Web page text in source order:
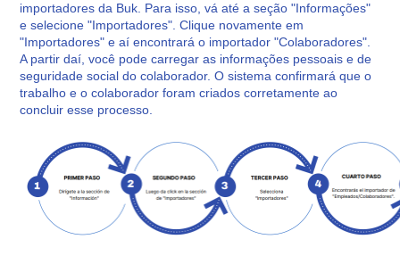
importadores da Buk. Para isso, vá até a seção "Informações"
e selecione "Importadores". Clique novamente em
"Importadores" e aí encontrará o importador "Colaboradores".
A partir daí, você pode carregar as informações pessoais e de
seguridade social do colaborador. O sistema confirmará que o
trabalho e o colaborador foram criados corretamente ao
concluir esse processo.